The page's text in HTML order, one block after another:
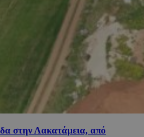
στην Λακατάμεια, από